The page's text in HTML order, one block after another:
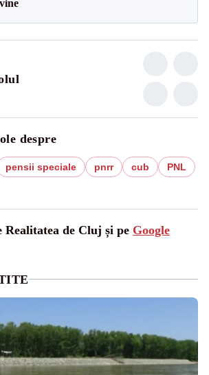
despre
pensii speciale pnrr cub
PNL
de Cluj și pe Google